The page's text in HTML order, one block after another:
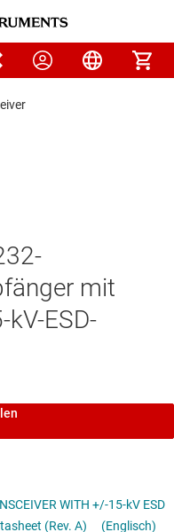
mit
ESD-
WITH +/-15-kV ESD
(Rev. A)
(Englisch)